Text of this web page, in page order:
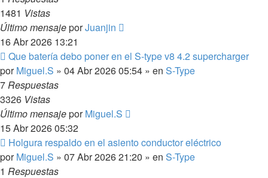
1481 Vistas
Último mensajeporJuanjin
16 Abr 2026 13:21
Nuevo
mensaje
Que batería debo poner en el S-type v8 4.2 supercharger
porMiguel.S » 04 Abr 2026 05:54 » en S-Type
7Respuestas
3326 Vistas
Último mensajeporMiguel.S
15 Abr 2026 05:32
Nuevo
mensaje
Holgura respaldo en el asiento conductor eléctrico
porMiguel.S » 07 Abr 2026 21:20 » en S-Type
1 Respuestas